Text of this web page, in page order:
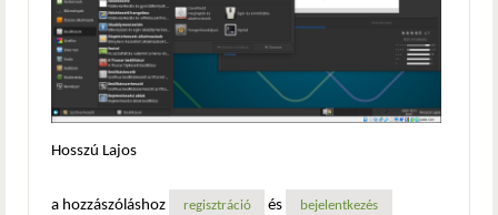
Hosszú Lajos
a hozzászóláshoz regisztráció és bejelentkezés